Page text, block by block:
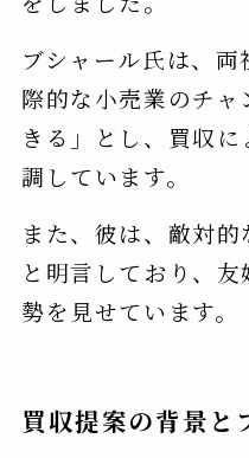
ブシャール氏は、
際的な小売業のチ
きる」とし、買収
調しています。
また、彼は、敵対
と明言しており、
勢を見せています。
買収提案の背景と